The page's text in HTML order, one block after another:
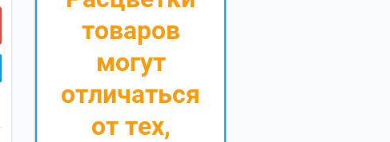
товаров
могут
отличаться
от тех,